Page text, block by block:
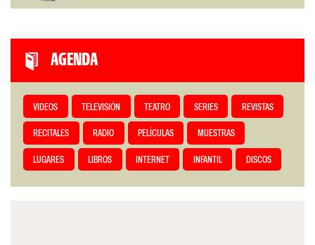
AGENDA
VIDEOS TELEVISIÓN TEATRO SERIES REVISTAS
RECITALES RADIO PELÍCULAS MUESTRAS
LUGARES LIBROS INTERNET INFANTIL DISCOS